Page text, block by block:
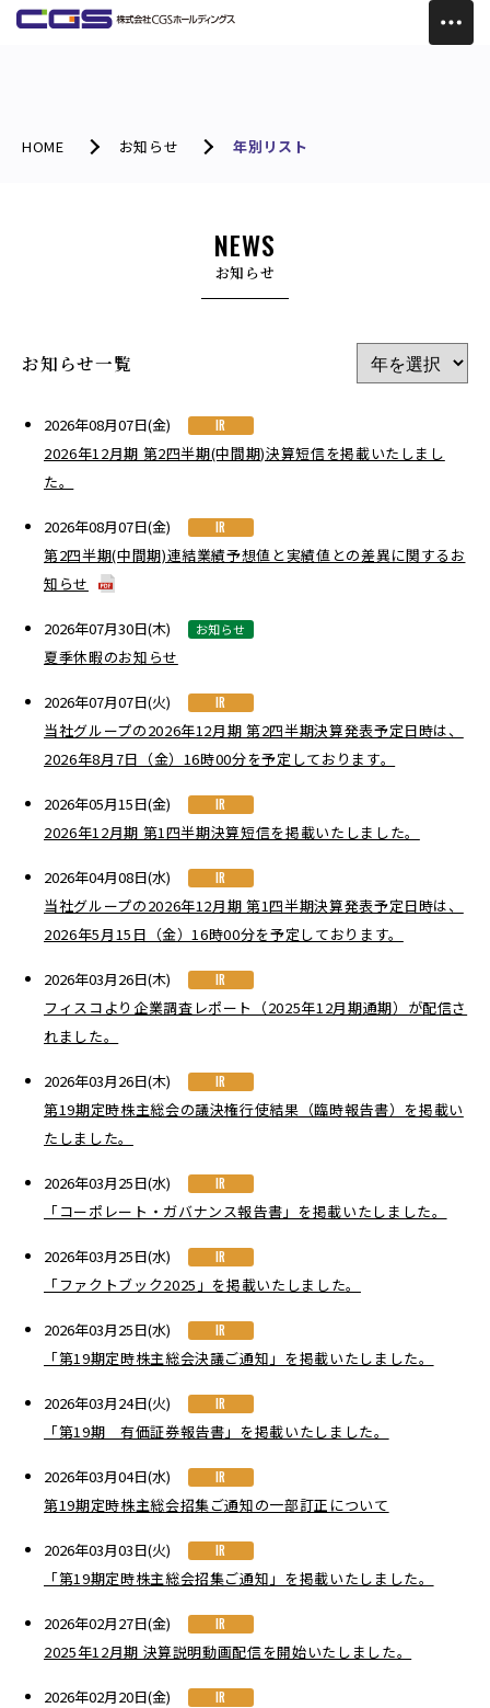
HOME お知らせ 年別リスト
NEWS
お知らせ
お知らせ一覧
2026年08月07日(金) IR
2026年12月期 第2四半期(中間期)決算短信を掲載いたしまし
た。
2026年08月07日(金) IR
第2四半期(中間期)連結業績予想値と実績値との差異に関するお
知らせ
2026年07月30日(木) お知らせ
夏季休暇のお知らせ
2026年07月07日(火) IR
当社グループの2026年12月期 第2四半期決算発表予定日時は、
2026年8月7日（金）16時00分を予定しております。
2026年05月15日(金) IR
2026年12月期 第1四半期決算短信を掲載いたしました。
2026年04月08日(水) IR
当社グループの2026年12月期 第1四半期決算発表予定日時は、
2026年5月15日（金）16時00分を予定しております。
2026年03月26日(木) IR
フィスコより企業調査レポート（2025年12月期通期）が配信さ
れました。
2026年03月26日(木) IR
第19期定時株主総会の議決権行使結果（臨時報告書）を掲載い
たしました。
2026年03月25日(水) IR
「コーポレート・ガバナンス報告書」を掲載いたしました。
2026年03月25日(水) IR
「ファクトブック2025」を掲載いたしました。
2026年03月25日(水) IR
「第19期定時株主総会決議ご通知」を掲載いたしました。
2026年03月24日(火) IR
「第19期 有価証券報告書」を掲載いたしました。
2026年03月04日(水) IR
第19期定時株主総会招集ご通知の一部訂正について
2026年03月03日(火) IR
「第19期定時株主総会招集ご通知」を掲載いたしました。
2026年02月27日(金) IR
2025年12月期 決算説明動画配信を開始いたしました。
2026年02月20日(金) IR